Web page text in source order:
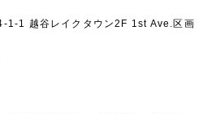
1-1 越谷レイクタウン2F 1st Ave.区画